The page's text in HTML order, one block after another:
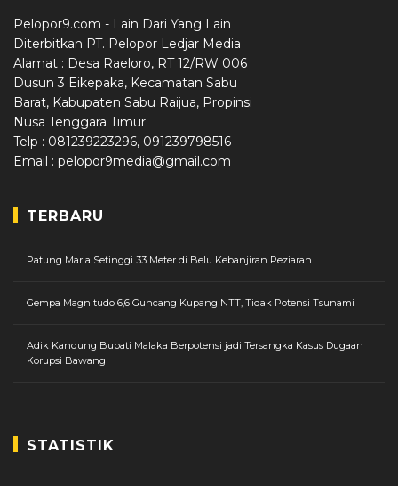
Pelopor9.com - Lain Dari Yang Lain
Diterbitkan PT. Pelopor Ledjar Media
Alamat : Desa Raeloro, RT 12/RW 006
Dusun 3 Eikepaka, Kecamatan Sabu
Barat, Kabupaten Sabu Raijua, Propinsi
Nusa Tenggara Timur.
Telp : 081239223296, 091239798516
Email : pelopor9media@gmail.com
TERBARU
Patung Maria Setinggi 33 Meter di Belu Kebanjiran Peziarah
Gempa Magnitudo 6,6 Guncang Kupang NTT, Tidak Potensi Tsunami
Adik Kandung Bupati Malaka Berpotensi jadi Tersangka Kasus Dugaan
Korupsi Bawang
STATISTIK